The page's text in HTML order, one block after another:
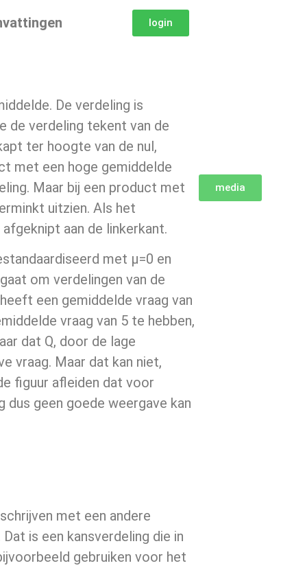
login
De verdeling is
de verdeling tekent van de
ter hoogte van de nul,
met een hoge gemiddelde
Maar bij een product met
uitzien. Als het
aan de linkerkant.
met μ=0 en
om verdelingen van de
een gemiddelde vraag van
vraag van 5 te hebben,
dat Q, door de lage
vraag. Maar dat kan niet,
figuur afleiden dat voor
geen goede weergave kan
met een andere
Dat is een kansverdeling die in
gebruiken voor het
media